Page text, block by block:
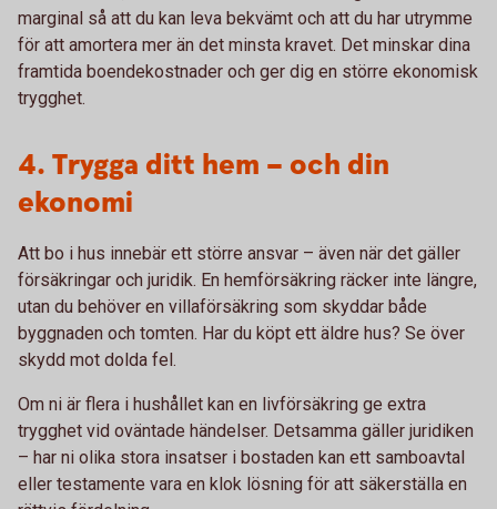
marginal så att du kan leva bekvämt och att du har utrymme
för att amortera mer än det minsta kravet. Det minskar dina
framtida boendekostnader och ger dig en större ekonomisk
trygghet.
4. Trygga ditt hem – och din
ekonomi
Att bo i hus innebär ett större ansvar – även när det gäller
försäkringar och juridik. En hemförsäkring räcker inte längre,
utan du behöver en villaförsäkring som skyddar både
byggnaden och tomten. Har du köpt ett äldre hus? Se över
skydd mot dolda fel.
Om ni är flera i hushållet kan en livförsäkring ge extra
trygghet vid oväntade händelser. Detsamma gäller juridiken
– har ni olika stora insatser i bostaden kan ett samboavtal
eller testamente vara en klok lösning för att säkerställa en